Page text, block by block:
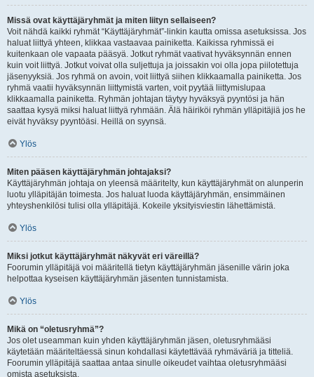
Missä ovat käyttäjäryhmät ja miten liityn sellaiseen?
Voit nähdä kaikki ryhmät “Käyttäjäryhmät”-linkin kautta omissa asetuksissa. Jos
haluat liittyä yhteen, klikkaa vastaavaa painiketta. Kaikissa ryhmissä ei
kuitenkaan ole vapaata pääsyä. Jotkut ryhmät vaativat hyväksynnän ennen
kuin voit liittyä. Jotkut voivat olla suljettuja ja joissakin voi olla jopa piilotettuja
jäsenyyksiä. Jos ryhmä on avoin, voit liittyä siihen klikkaamalla painiketta. Jos
ryhmä vaatii hyväksynnän liittymistä varten, voit pyytää liittymislupaa
klikkaamalla painiketta. Ryhmän johtajan täytyy hyväksyä pyyntösi ja hän
saattaa kysyä miksi haluat liittyä ryhmään. Älä häiriköi ryhmän ylläpitäjiä jos he
eivät hyväksy pyyntöäsi. Heillä on syynsä.
Ylös
Miten pääsen käyttäjäryhmän johtajaksi?
Käyttäjäryhmän johtaja on yleensä määritelty, kun käyttäjäryhmät on alunperin
luotu ylläpitäjän toimesta. Jos haluat luoda käyttäjäryhmän, ensimmäinen
yhteyshenkilösi tulisi olla ylläpitäjä. Kokeile yksityisviestin lähettämistä.
Ylös
Miksi jotkut käyttäjäryhmät näkyvät eri väreillä?
Foorumin ylläpitäjä voi määritellä tietyn käyttäjäryhmän jäsenille värin joka
helpottaa kyseisen käyttäjäryhmän jäsenten tunnistamista.
Ylös
Mikä on “oletusryhmä”?
Jos olet useamman kuin yhden käyttäjäryhmän jäsen, oletusryhmääsi
käytetään määriteltäessä sinun kohdallasi käytettävää ryhmäväriä ja titteliä.
Foorumin ylläpitäjä saattaa antaa sinulle oikeudet vaihtaa oletusryhmääsi
omista asetuksista.